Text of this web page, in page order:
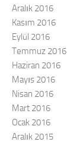
Aralık 2016
Kasım 2016
Eylül 2016
Temmuz 2016
Haziran 2016
Mayıs 2016
Nisan 2016
Mart 2016
Ocak 2016
Aralık 2015